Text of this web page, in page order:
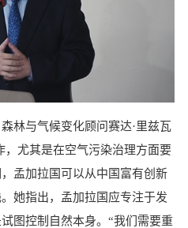
林与气候变化顾问赛达·里兹瓦
，尤其是在空气污染治理方面要
孟加拉国可以从中国富有创新
她指出，孟加拉国应专注于发
图控制自然本身。“我们需要重